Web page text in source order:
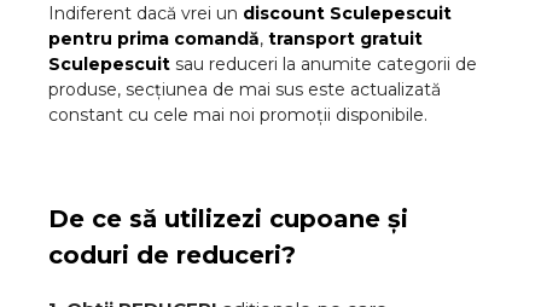
Indiferent dacă vrei un discount Sculepescuit
pentru prima comandă, transport gratuit
Sculepescuit sau reduceri la anumite categorii de
produse, secțiunea de mai sus este actualizată
constant cu cele mai noi promoții disponibile.
De ce să utilizezi cupoane și
coduri de reduceri?